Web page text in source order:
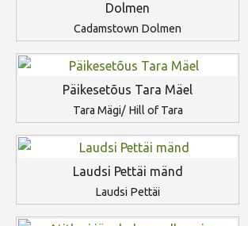
Dolmen
Cadamstown Dolmen
Päikesetõus Tara Mäel
Tara Mägi/ Hill of Tara
Laudsi Pettäi mänd
Laudsi Pettäi